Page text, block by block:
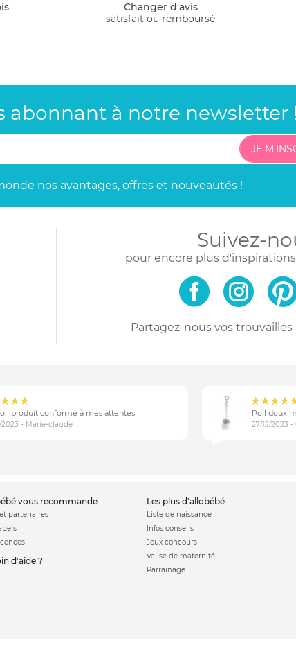
Changer d'avis
satisfait ou remboursé
abonnantà notre newsletter !
JE
nos avantages, offres et nouveautés !
Suivez-
pour encore plus d'inspirations
Partagez-nous vos trouvailles
produit conforme à mes attentes
2023 - Marie-claude 27/12/2023 -
vous recommande
partenaires
d'aide ?
les plus d'allobébé
Liste de naissance
Infos conseils
Jeux concours
Valise de maternité
Parrainage